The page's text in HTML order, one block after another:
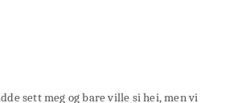
sett meg og bare ville si hei, men vi